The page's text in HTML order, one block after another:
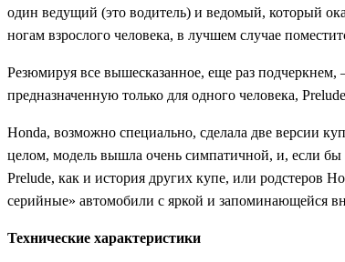
один ведущий (это водитель) и ведомый, который
ногам взрослого человека, в лучшем случае
Резюмируя все вышесказанное, еще раз
предназначенную только для одного человека,
Honda, возможно специально, сделала две версии
целом, модель вышла очень симпатичной, и, если бы
Prelude, как и история других купе, или родстеров
серийные» автомобили с яркой и запоминающейся
Технические характеристики